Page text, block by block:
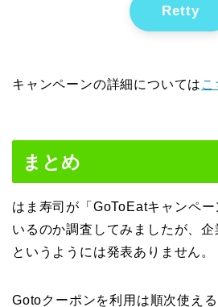
Retty
キャンペーンの詳細については こ
まとめ
はま寿司が「GoToEatキャンペ
いるのか調査してみましたが、
というようには発表ありません。
Gotoクーポンを利用は順次使え